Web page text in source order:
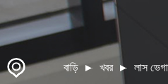
বাড়ি খবর লাস